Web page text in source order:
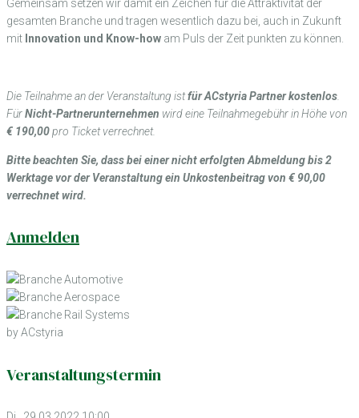
Gemeinsam setzen wir damit ein Zeichen für die Attraktivität der
gesamten Branche und tragen wesentlich dazu bei, auch in Zukunft
mit Innovation und Know-how am Puls der Zeit punkten zu können.
Die Teilnahme an der Veranstaltung istfür ACstyria Partner kostenlos
FürNicht-Partnerunternehmen wird eine Teilnahmegebühr in Höhe von
€ 190,00pro Ticket verrechnet.
Bitte beachten Sie, dass bei einer nicht erfolgten Abmeldung bis 2
Werktage vor der Veranstaltung ein Unkostenbeitrag von € 90,00
verrechnet wird.
Anmelden
by ACstyria
Veranstaltungstermin